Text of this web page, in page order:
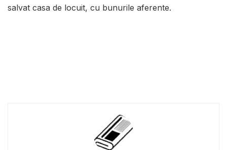
salvat casa de locuit, cu bunurile aferente.